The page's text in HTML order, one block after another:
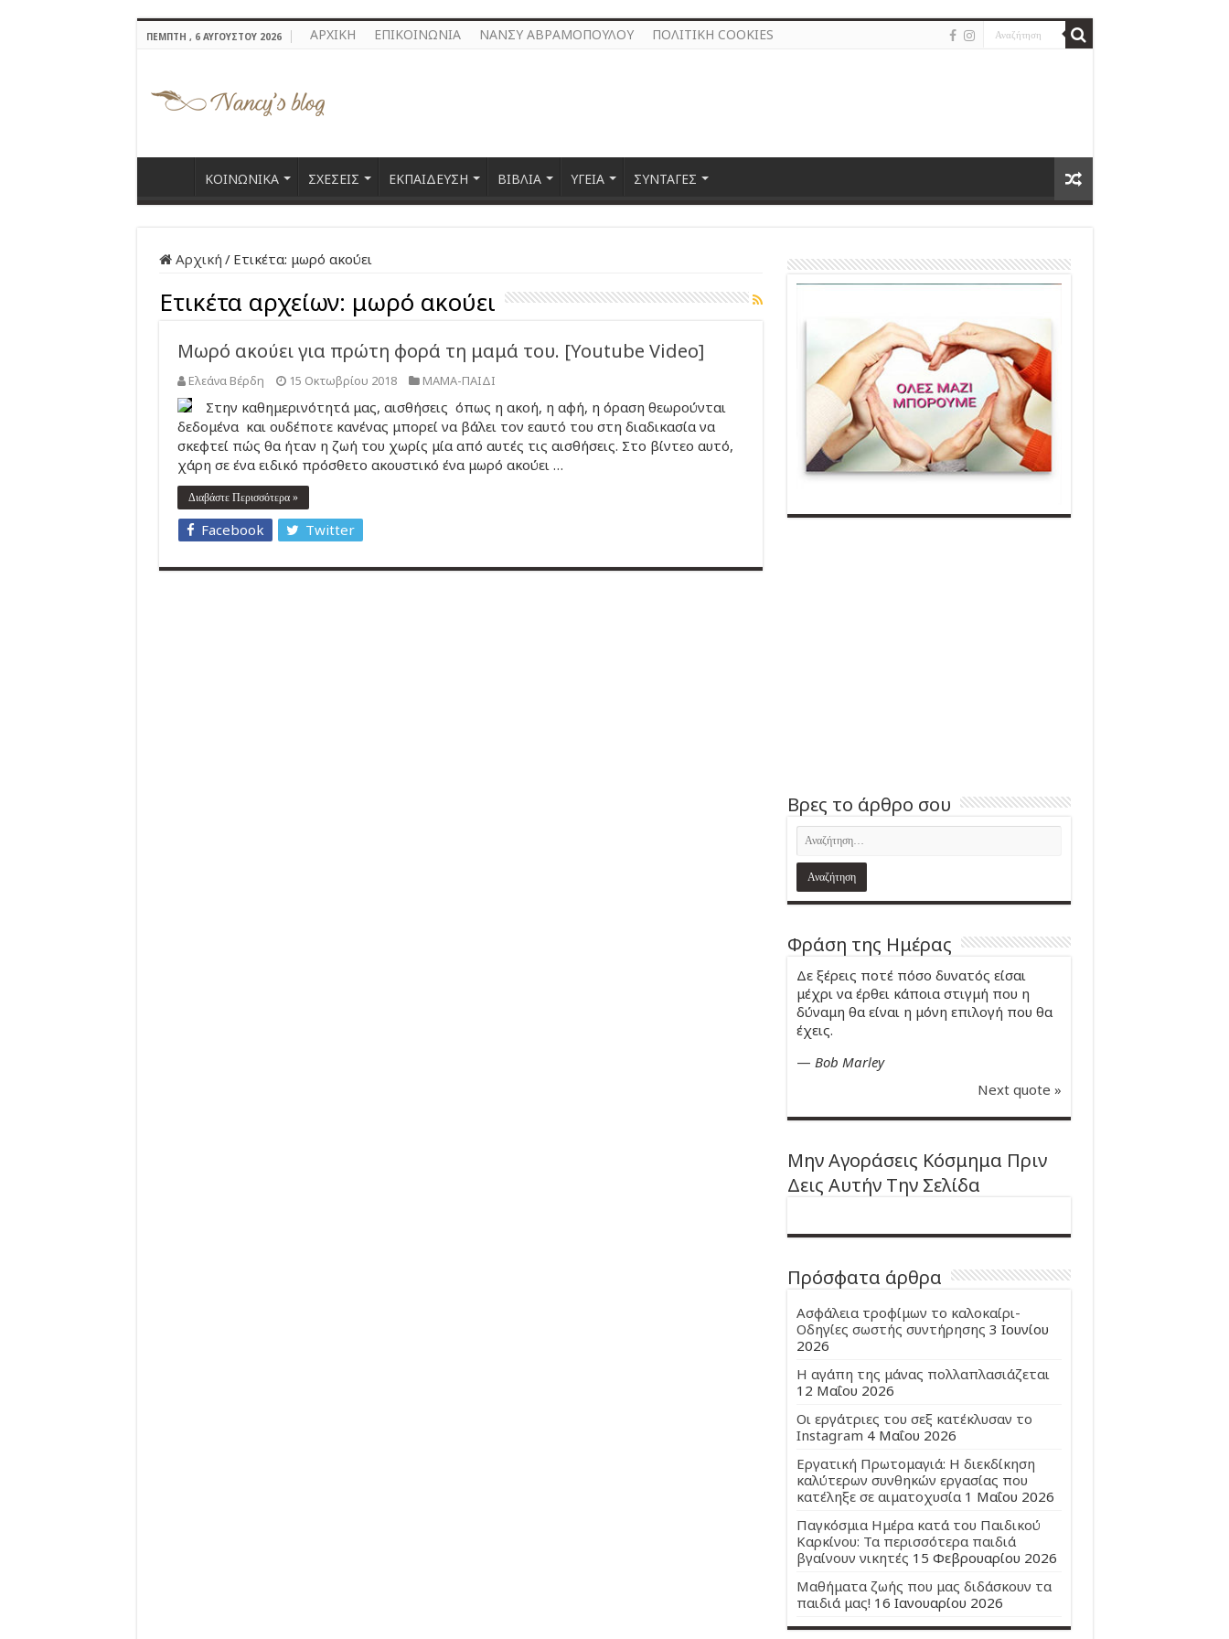
ΠΈΜΠΤΗ , 6 ΑΥΓΟΎΣΤΟΥ 2026 ΑΡΧΙΚΗ ΕΠΙΚΟΙΝΩΝΙΑ ΝΑΝΣΥ ΑΒΡΑΜΟΠΟΥΛΟΥ ΠΟΛΙΤΙΚΗ COOKIES
ΚΟΙΝΩΝΙΚΑ ΣΧΕΣΕΙΣ ΕΚΠΑΙΔΕΥΣΗ ΒΙΒΛΙΑ ΥΓΕΙΑ ΣΥΝΤΑΓΕΣ
Αρχική / Ετικέτα: μωρό ακούει
Ετικέτα αρχείων: μωρό ακούει
Μωρό ακούει για πρώτη φορά τη μαμά του. [Youtube Video]
Ελεάνα Βέρδη 15 Οκτωβρίου 2018 ΜΑΜΑ-ΠΑΙΔΙ
Στην καθημερινότητά μας, αισθήσεις όπως η ακοή, η αφή, η όραση θεωρούνται
δεδομένα και ουδέποτε κανένας μπορεί να βάλει τον εαυτό του στη διαδικασία να
σκεφτεί πώς θα ήταν η ζωή του χωρίς μία από αυτές τις αισθήσεις. Στο βίντεο αυτό,
χάρη σε ένα ειδικό πρόσθετο ακουστικό ένα μωρό ακούει …
Διαβάστε Περισσότερα »
Facebook Twitter
Βρες το άρθρο σου
Φράση της Ημέρας
Δε ξέρεις ποτέ πόσο δυνατός είσαι
μέχρι να έρθει κάποια στιγμή που η
δύναμη θα είναι η μόνη επιλογή που θα
έχεις.
— Bob Marley
Next quote »
Μην Αγοράσεις Κόσμημα Πριν
Δεις Αυτήν Την Σελίδα
Πρόσφατα άρθρα
Ασφάλεια τροφίμων το καλοκαίρι-
Οδηγίες σωστής συντήρησης 3 Ιουνίου
2026
Η αγάπη της μάνας πολλαπλασιάζεται
12 Μαΐου 2026
Οι εργάτριες του σεξ κατέκλυσαν το
Instagram 4 Μαΐου 2026
Εργατική Πρωτομαγιά: Η διεκδίκηση
καλύτερων συνθηκών εργασίας που
κατέληξε σε αιματοχυσία 1 Μαΐου 2026
Παγκόσμια Ημέρα κατά του Παιδικού
Καρκίνου: Τα περισσότερα παιδιά
βγαίνουν νικητές 15 Φεβρουαρίου 2026
Μαθήματα ζωής που μας διδάσκουν τα
παιδιά μας! 16 Ιανουαρίου 2026